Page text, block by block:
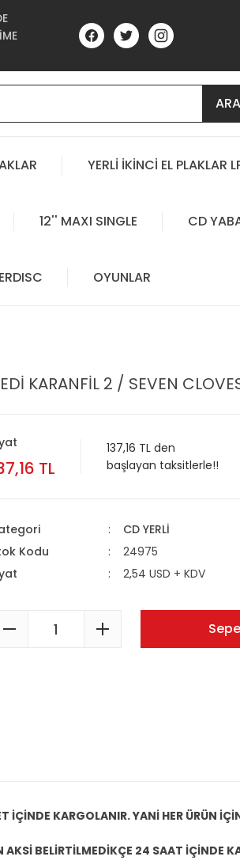
ARA
YERLİ İKİNCİ EL PLAKLAR
12'' MAXI SINGLE CD
OYUNLAR
KARANFİL 2 / SEVEN
TL
137,16 TL den
başlayan taksitlerle!!
CD YERLİ
Kodu
24975
2,54 USD + KDV
KARGOLANIR. YANİ HER ÜRÜN
AKSİ BELİRTİLMEDİKÇE 24 SAAT İÇİNDE